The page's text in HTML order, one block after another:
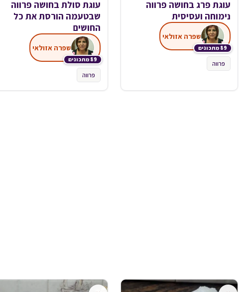
עוגת פרג בחושה פרווה
נימוחה ועסיסית
89 מתכונים
שפרה אזולאי
פרווה
עוגת סולת בחושה פרווה
שבטעמה הורסת את כל
החושים
89 מתכונים
שפרה אזולאי
פרווה